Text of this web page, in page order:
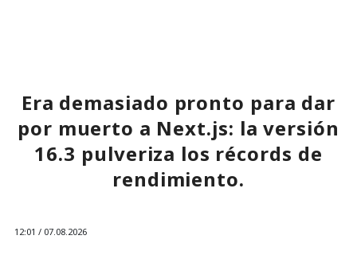
Un comando oculto en hebreo eludió la seguridad de Atlas y
otros navegadores con IA.
Era demasiado pronto para dar
por muerto a Next.js: la versión
16.3 pulveriza los récords de
rendimiento.
12:01 / 07.08.2026